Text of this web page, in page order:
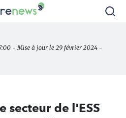
- Mise à jour le 29 février 2024 -
secteur de l'ESS